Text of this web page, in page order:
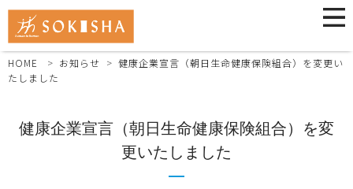
HOME お知らせ
健康企業宣言（朝日生命健康保険組合）を変更い
たしました
健康企業宣言（朝日生命健康保険組合）を変
更いたしました